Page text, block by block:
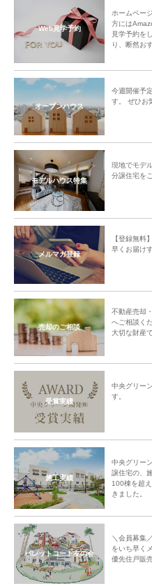
Web見学予約
ホームペー
方には
見学予約を
り、断然お
オープンハウス
今週開催予
す。 ぜひお
モデルハウス特集
現地でモデ
分譲住宅を
メルマガ登録
【登録無料
早くお届け
売却のご相談
不動産売却
へご相談く
大切な財産
受賞実績
中央グリー
す。
施工実績
中央グリー
譲住宅の、
100棟を超
きました。
パレットコート友の会
＼会員募集
をいち早く
優先住戸販